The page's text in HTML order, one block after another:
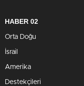
HABER 02
Orta Doğu
İsrail
Amerika
Destekçileri